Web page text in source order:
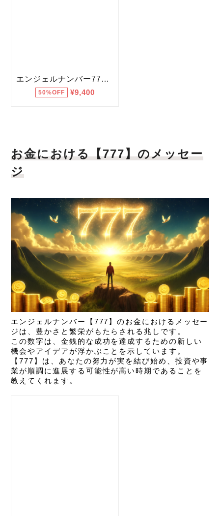
お金における【777】のメッセー
ジ
エンジェルナンバー【777】のお金におけるメッセー
ジは、 豊かさと繁栄がもたらされる兆しです。
この数字は、金銭的な成功を達成するための新しい
機会やアイデアが浮かぶことを示しています。
【777】は、あなたの努力が実を結び始め、投資や事
業が順調に進展する可能性が高い時期であることを
教えてくれます。